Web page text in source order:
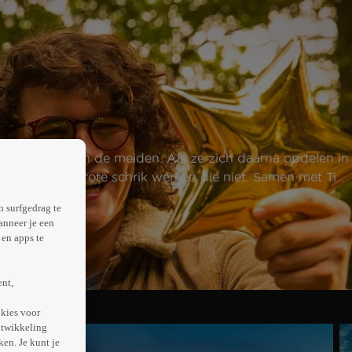
jongens en de meiden. Als ze zich daarna opdelen in
tot haar grote schrik werken die niet. Samen met Tina
surfgedrag te
je een
apps te
voor
Je kunt je